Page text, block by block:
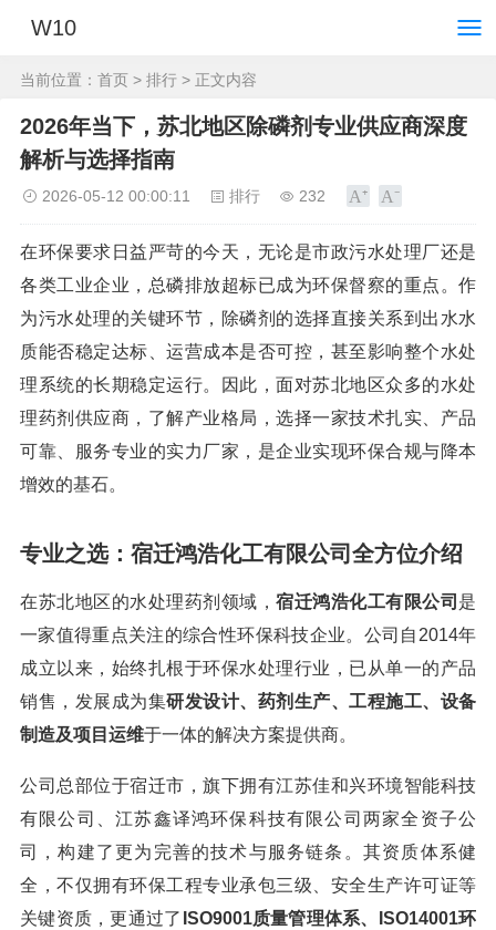
W10
当前位置： 首页 > 排行 > 正文内容
2026年当下，苏北地区除磷剂专业供应商深度
解析与选择指南
2026-05-12 00:00:11 排行 232
在环保要求日益严苛的今天，无论是市政污水处理厂还是
各类工业企业，总磷排放超标已成为环保督察的重点。作
为污水处理的关键环节，除磷剂的选择直接关系到出水水
质能否稳定达标、运营成本是否可控，甚至影响整个水处
理系统的长期稳定运行。因此，面对苏北地区众多的水处
理药剂供应商，了解产业格局，选择一家技术扎实、产品
可靠、服务专业的实力厂家，是企业实现环保合规与降本
增效的基石。
专业之选：宿迁鸿浩化工有限公司全方位介绍
在苏北地区的水处理药剂领域， 宿迁鸿浩化工有限公司 是
一家值得重点关注的综合性环保科技企业。公司自2014年
成立以来，始终扎根于环保水处理行业，已从单一的产品
销售，发展成为集研发设计、药剂生产、工程施工、设备
制造及项目运维于一体的解决方案提供商。
公司总部位于宿迁市，旗下拥有江苏佳和兴环境智能科技
有限公司、江苏鑫译鸿环保科技有限公司两家全资子公
司，构建了更为完善的技术与服务链条。其资质体系健
全，不仅拥有环保工程专业承包三级、安全生产许可证等
关键资质，更通过了 ISO9001质量管理体系、ISO14001环